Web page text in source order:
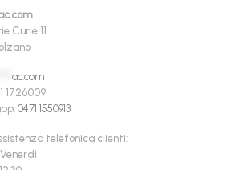
Curie 11
ac.com
1726009
0471 1550913
telefonica clienti: